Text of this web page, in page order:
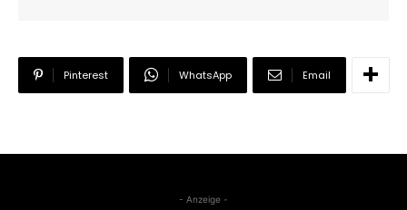
Pinterest WhatsApp Email
- Anzeige -